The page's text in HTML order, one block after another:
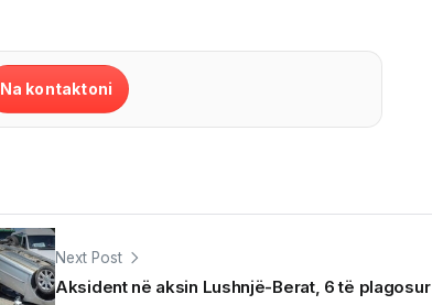
Na kontaktoni
Next Post
Aksident në aksin Lushnjë-Berat, 6 të plagosur